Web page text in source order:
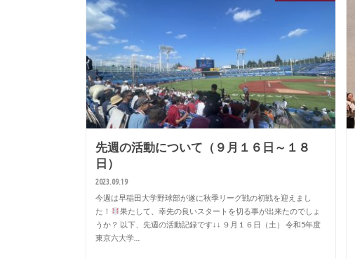
先週の活動について（９月１６日～１８
日）
2023.09.19
今週は早稲田大学野球部が遂に秋季リーグ戦の初戦を迎えまし
た！
果たして、幸先の良いスタートを切る事が出来たのでしょ
うか？ 以下、先週の活動記録です↓↓ ９月１６日（土） 令和5年度
東京六大学…